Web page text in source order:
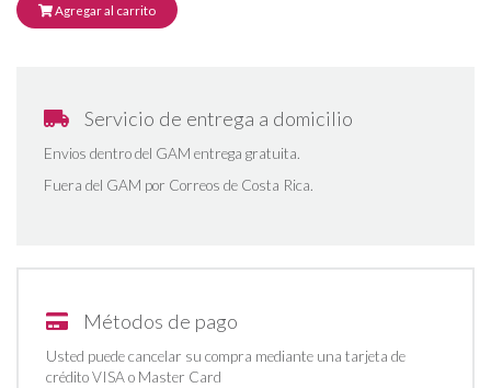
Agregar al carrito
Servicio de entrega a domicilio
Envios dentro del GAM entrega gratuita.
Fuera del GAM por Correos de Costa Rica.
Métodos de pago
Usted puede cancelar su compra mediante una tarjeta de
crédito VISA o Master Card